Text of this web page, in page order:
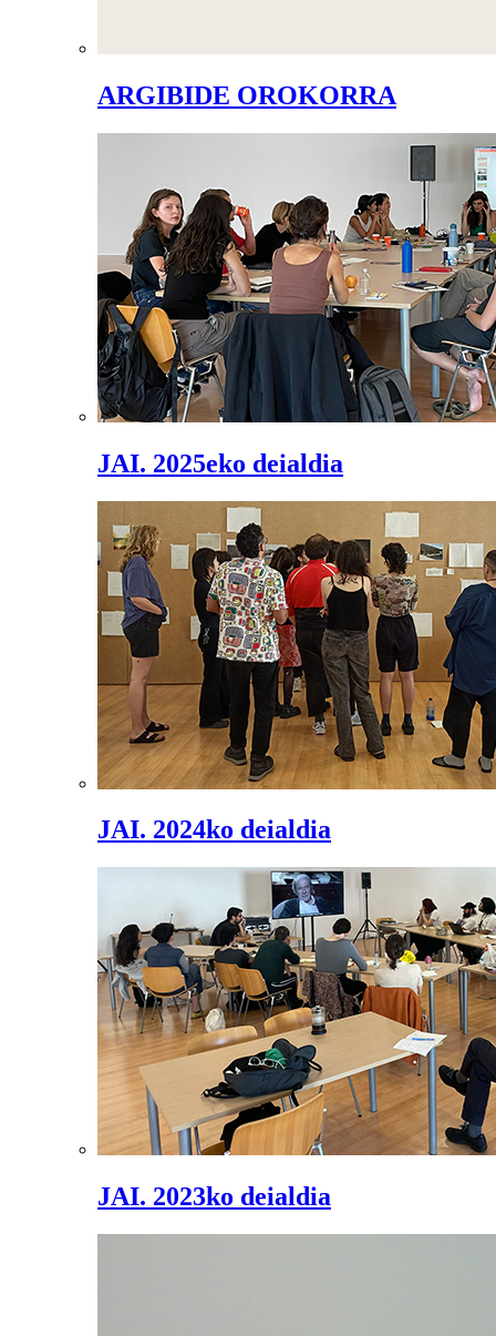
ARGIBIDE OROKORRA
JAI. 2025eko deialdia
JAI. 2024ko deialdia
JAI. 2023ko deialdia